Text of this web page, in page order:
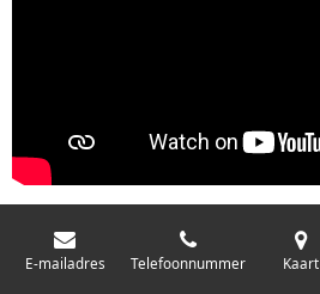
E-mailadres Telefoonnummer Kaart